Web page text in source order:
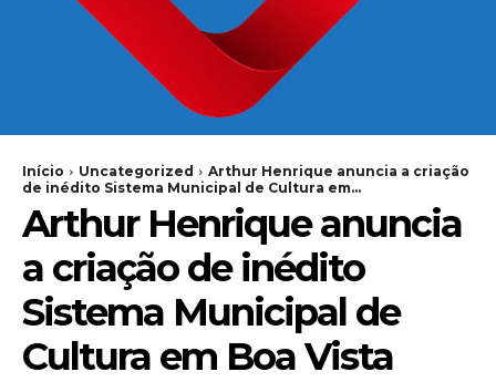
Início Uncategorized
Arthur Henrique anuncia a criação
de inédito Sistema Municipal de Cultura em...
Arthur Henrique anuncia
a criação de inédito
Sistema Municipal de
Cultura em Boa Vista